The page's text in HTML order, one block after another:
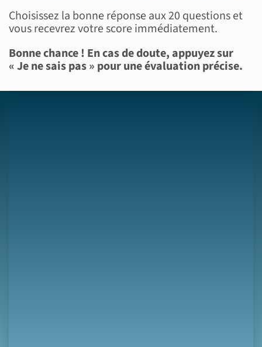
Choisissez la bonne réponse aux 20 questions et
vous recevrez votre score immédiatement.
Bonne chance ! En cas de doute, appuyez sur
« Je ne sais pas » pour une évaluation précise.